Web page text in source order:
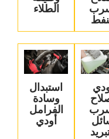
الطلاء‏
‏استبدال
وسادة
الفرامل
أودي‏